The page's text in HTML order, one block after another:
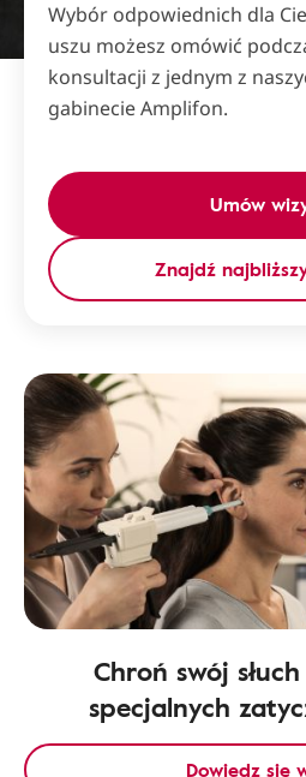
Wybór odpowiednich dla
uszu możesz omówić
konsultacji z jednym z
gabinecie Amplifon.
Umów
Znajdź
Chroń swój
specjalnych
Dowiedz się